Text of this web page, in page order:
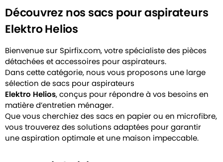
Découvrez nos sacs pour aspirateurs
Elektro Helios
Bienvenue sur Spirfix.com, votre spécialiste des pièces
détachées et accessoires pour aspirateurs.
Dans cette catégorie, nous vous proposons une large
sélection de sacs pour aspirateurs
Elektro Helios, conçus pour répondre à vos besoins en
matière d’entretien ménager.
Que vous cherchiez des sacs en papier ou en microfibre,
vous trouverez des solutions adaptées pour garantir
une aspiration optimale et une maison impeccable.